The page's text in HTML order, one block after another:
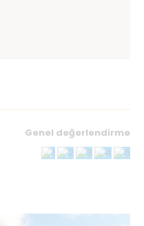
Genel değerlendirme